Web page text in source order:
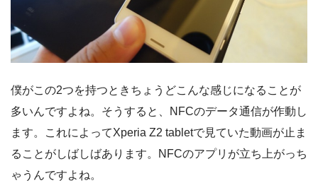
僕がこの2つを持つときちょうどこんな感じになることが
多いんですよね。そうすると、NFCのデータ通信が作動し
ます。これによってXperia Z2 tabletで見ていた動画が止ま
ることがしばしばあります。NFCのアプリが立ち上がっち
ゃうんですよね。